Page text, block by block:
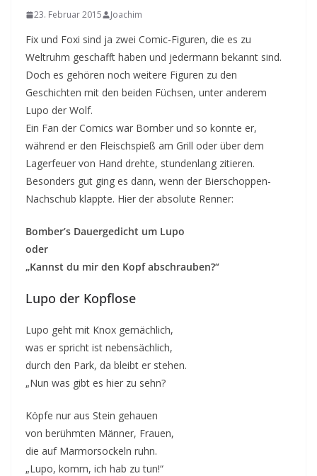
23. Februar 2015 Joachim
Fix und Foxi sind ja zwei Comic-Figuren, die es zu
Weltruhm geschafft haben und jedermann bekannt sind.
Doch es gehören noch weitere Figuren zu den
Geschichten mit den beiden Füchsen, unter anderem
Lupo der Wolf.
Ein Fan der Comics war Bomber und so konnte er,
während er den Fleischspieß am Grill oder über dem
Lagerfeuer von Hand drehte, stundenlang zitieren.
Besonders gut ging es dann, wenn der Bierschoppen-
Nachschub klappte. Hier der absolute Renner:
Bomber’s Dauergedicht um Lupo
oder
„Kannst du mir den Kopf abschrauben?“
Lupo der Kopflose
Lupo geht mit Knox gemächlich,
was er spricht ist nebensächlich,
durch den Park, da bleibt er stehen.
„Nun was gibt es hier zu sehn?
Köpfe nur aus Stein gehauen
von berühmten Männer, Frauen,
die auf Marmorsockeln ruhn.
„Lupo, komm, ich hab zu tun!“